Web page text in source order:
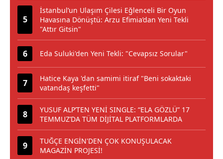
İstanbul’un Ulaşım Çilesi Eğlenceli Bir Oyun
Havasına Dönüştü: Arzu Efimia’dan Yeni Tekli
"Attır Gitsin"
Eda Suluki'den Yeni Tekli: "Cevapsız Sorular"
Hatice Kaya 'dan samimi itiraf "Beni sokaktaki
vatandaş keşfetti"
YUSUF ALP’TEN YENİ SINGLE: “ELA GÖZLÜ” 17
TEMMUZ’DA TÜM DİJİTAL PLATFORMLARDA
TUĞÇE ENGİN'DEN ÇOK KONUŞULACAK
MAGAZİN PROJESİ!